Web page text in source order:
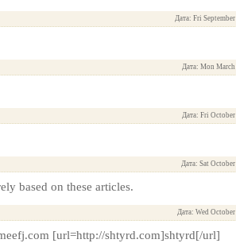
Дата: Fri
Дата: Mon
Дата: Fri
Дата: Sat
based on these articles.
Дата: Wed
[url=http://shtyrd.com]shtyrd[/url]